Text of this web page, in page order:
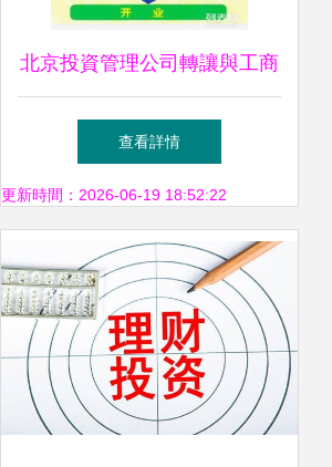
北京投資管理公司轉讓與工商
注冊 最新市場價格與如何操
作？
查看詳情
更新時間：2026-06-19 18:52:22